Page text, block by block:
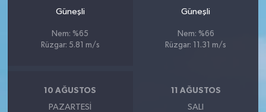
Güneşli
Nem: %65
Rüzgar: 5.81 m/s
Güneşli
Nem: %66
Rüzgar: 11.31 m/s
10 AĞUSTOS
PAZARTESI
11 AĞUSTOS
SALI